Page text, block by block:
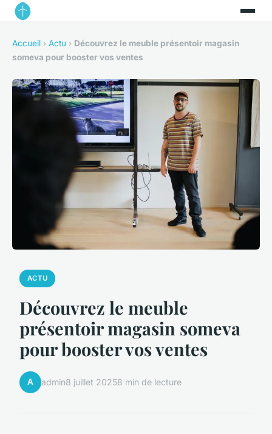
Accueil › Actu › Découvrez le meuble présentoir magasin
someva pour booster vos ventes
ACTU
Découvrez le meuble
présentoir magasin someva
pour booster vos ventes
A admin8 juillet 20258 min de lecture